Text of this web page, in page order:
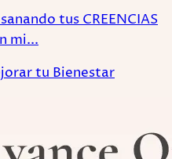
tus CREENCIAS
mi...
tu Bienestar